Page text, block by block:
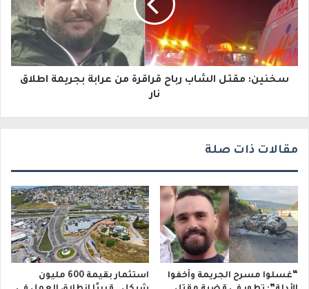
ت
ر
و
سخنين: مقتل الشاب رباح قراقرة من عرابة بجريمة اطلاق
نار
مقالات ذات صلة
“غسلوا مسرح الجريمة وأخفوا
استثمار بقيمة 600 مليون